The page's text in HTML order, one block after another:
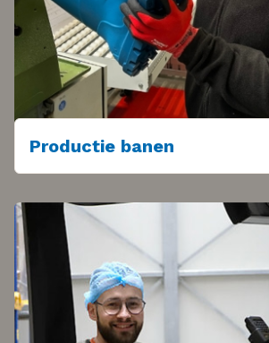
Productie banen